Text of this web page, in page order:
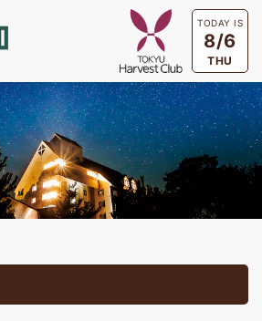
TODAY IS
8/6
THU